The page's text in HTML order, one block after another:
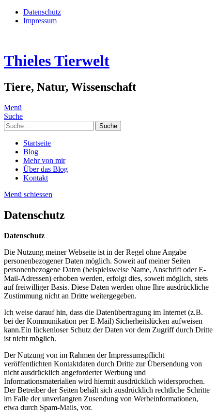
Datenschutz
Impressum
Thieles Tierwelt
Tiere, Natur, Wissenschaft
Menü
Suche
Suche
Startseite
Blog
Mehr von mir
Über das Blog
Kontakt
Menü schiessen
Datenschutz
Datenschutz
Die Nutzung meiner Webseite ist in der Regel ohne Angabe
personenbezogener Daten möglich. Soweit auf meiner Seiten
personenbezogene Daten (beispielsweise Name, Anschrift oder E-
Mail-Adressen) erhoben werden, erfolgt dies, soweit möglich, stets
auf freiwilliger Basis. Diese Daten werden ohne Ihre ausdrückliche
Zustimmung nicht an Dritte weitergegeben.
Ich weise darauf hin, dass die Datenübertragung im Internet (z.B.
bei der Kommunikation per E-Mail) Sicherheitslücken aufweisen
kann.Ein lückenloser Schutz der Daten vor dem Zugriff durch Dritte
ist nicht möglich.
Der Nutzung von im Rahmen der Impressumspflicht
veröffentlichten Kontaktdaten durch Dritte zur Übersendung von
nicht ausdrücklich angeforderter Werbung und
Informationsmaterialien wird hiermit ausdrücklich widersprochen.
Der Betreiber der Seiten behält sich ausdrücklich rechtliche Schritte
im Falle der unverlangten Zusendung von Werbeinformationen,
etwa durch Spam-Mails, vor.